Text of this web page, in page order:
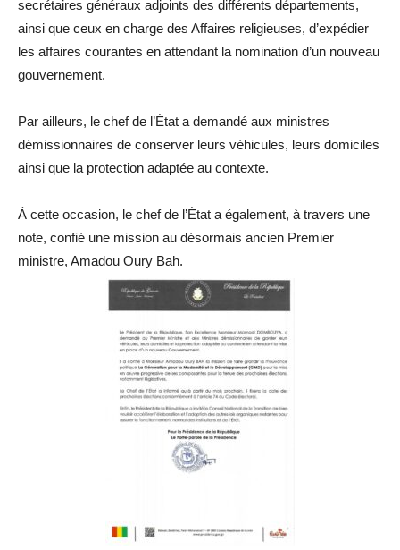
secrétaires généraux adjoints des différents départements,
ainsi que ceux en charge des Affaires religieuses, d’expédier
les affaires courantes en attendant la nomination d’un nouveau
gouvernement.
Par ailleurs, le chef de l’État a demandé aux ministres
démissionnaires de conserver leurs véhicules, leurs domiciles
ainsi que la protection adaptée au contexte.
À cette occasion, le chef de l’État a également, à travers une
note, confié une mission au désormais ancien Premier
ministre, Amadou Oury Bah.